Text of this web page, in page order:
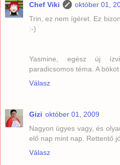
Chef Viki
október 01,
Trin, ez nem ígéret. Ez
:-)
Yasmine, egész új
paradicsomos téma. A
Válasz
Gizi október 01, 2009
Nagyon ügyes vagy, és
elő nap mint nap. Rettentő
Válasz